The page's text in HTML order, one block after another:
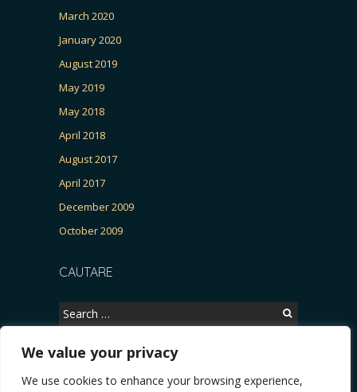
We value your privacy
We use cookies to enhance your browsing experience,
March 2020
January 2020
August 2019
May 2019
May 2018
April 2018
August 2017
April 2017
December 2009
October 2009
CAUTARE
Search
for:
Copyright © 2026, CERTITUDINEA.